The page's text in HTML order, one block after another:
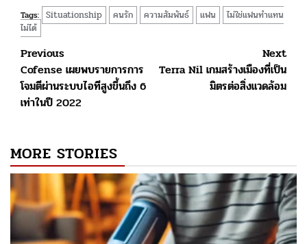
Tags: Situationship คนรัก ความสัมพันธ์ แฟน
ไม่ใช่แฟนทำแทน
ไม่ได้
Post
navigation
Previous
Cofense เผยพบรายการการ
โจมตีผ่านระบบไอทีสูงขึ้นถึง 6
เท่าในปี 2022
Next
Terra Nil เกมสร้างเมืองที่เป็น
มิตรต่อสิ่งแวดล้อม
MORE STORIES